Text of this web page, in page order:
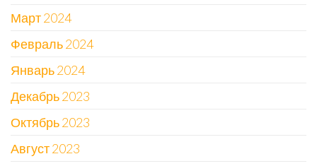
Март 2024
Февраль 2024
Январь 2024
Декабрь 2023
Октябрь 2023
Август 2023